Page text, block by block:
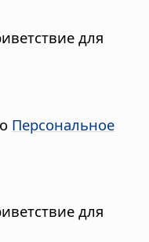
для
Персональное
для